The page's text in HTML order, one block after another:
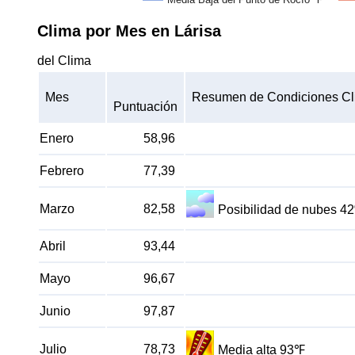
Clima por Mes en Lárisa
del Clima
Mes
Puntuación
Resumen de Condiciones
Enero 58,96
Febrero 77,39
Marzo 82,58 Posibilidad de nubes
Abril 93,44
Mayo 96,67
Junio 97,87
Julio 78,73 Media alta 93℉